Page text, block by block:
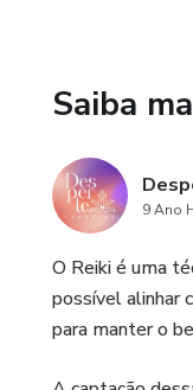
Saiba
9 Ano
O Reiki é uma
possível alinhar
para manter o